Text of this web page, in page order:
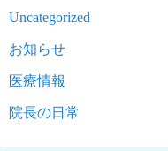
Uncategorized
お知らせ
医療情報
院長の日常